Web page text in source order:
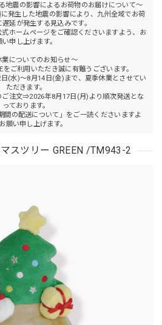
地震の影響によるお荷物のお届けについて～
発生した地震の影響により、九州全域でお荷
延が発生する見込みです。
ホームページをご確認くださいますよう、お
い申し上げます。
業についてのお知らせ～
ご利用いただき誠に有難うございます。
(水)～8月14日(金)まで、夏季休業とさせてい
ただきます。
注文⇒2026年8月17日(月)より順次発送とな
っております。
間の配送について」をご一読くださいますよ
願い申し上げます。
スツリー GREEN /TM943-2